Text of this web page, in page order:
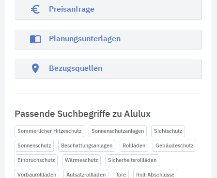
euro_symbol Preisanfrage
import_contacts Planungsunterlagen
location_on Bezugsquellen
Passende Suchbegriffe zu Alulux
Sommerlicher Hitzeschutz Sonnenschutzanlagen Sichtschutz
Sonnenschutz Beschattungsanlagen Rollläden Gebäudeschutz
Einbruchschutz Wärmeschutz Sicherheitsrollläden
Vorbaurollläden Aufsatzrollläden Tore Roll-Abschlüsse